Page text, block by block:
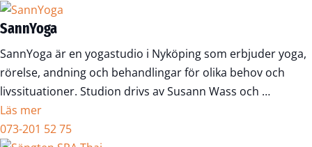
SannYoga
SannYoga är en yogastudio i Nyköping som erbjuder yoga,
rörelse, andning och behandlingar för olika behov och
livssituationer. Studion drivs av Susann Wass och …
Läs mer
073-201 52 75